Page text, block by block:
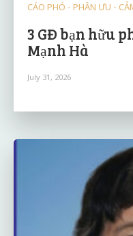
CÁO PHÓ - PHÂN ƯU -
3 GĐ bạn hữu
Mạnh Hà
July 31, 2026